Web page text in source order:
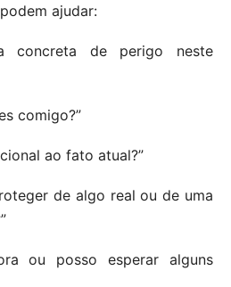
ajudar:
concreta de perigo neste
comigo?”
ao fato atual?”
de algo real ou de uma
ou posso esperar alguns